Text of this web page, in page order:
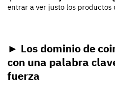
entrar a ver justo los productos
► Los dominio de
con una palabra
fuerza